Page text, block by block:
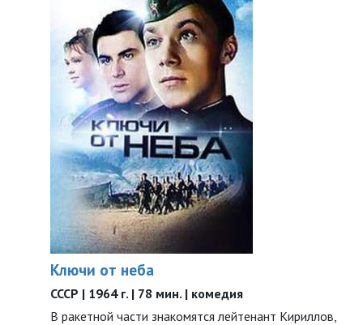
Ключи от неба
СССР | 1964 г. | 78 мин. | комедия
В ракетной части знакомятся лейтенант Кириллов,